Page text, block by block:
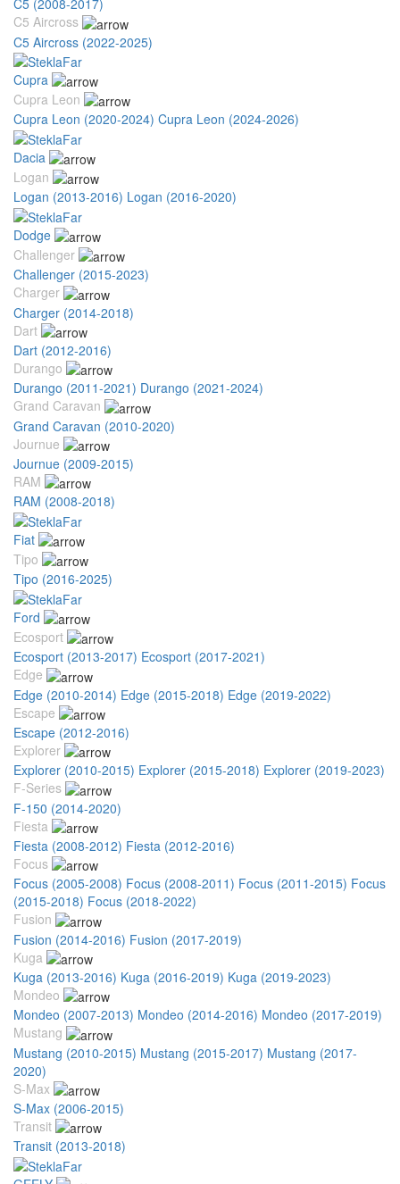
C5 (2008-2017)
C5 Aircross
C5 Aircross (2022-2025)
Cupra
Cupra Leon
Cupra Leon (2020-2024) Cupra Leon (2024-2026)
Dacia
Logan
Logan (2013-2016) Logan (2016-2020)
Dodge
Challenger
Challenger (2015-2023)
Charger
Charger (2014-2018)
Dart
Dart (2012-2016)
Durango
Durango (2011-2021) Durango (2021-2024)
Grand Caravan
Grand Caravan (2010-2020)
Journue
Journue (2009-2015)
RAM
RAM (2008-2018)
Fiat
Tipo
Tipo (2016-2025)
Ford
Ecosport
Ecosport (2013-2017) Ecosport (2017-2021)
Edge
Edge (2010-2014) Edge (2015-2018) Edge (2019-2022)
Escape
Escape (2012-2016)
Explorer
Explorer (2010-2015) Explorer (2015-2018) Explorer (2019-2023)
F-Series
F-150 (2014-2020)
Fiesta
Fiesta (2008-2012) Fiesta (2012-2016)
Focus
Focus (2005-2008) Focus (2008-2011) Focus (2011-2015) Focus
(2015-2018) Focus (2018-2022)
Fusion
Fusion (2014-2016) Fusion (2017-2019)
Kuga
Kuga (2013-2016) Kuga (2016-2019) Kuga (2019-2023)
Mondeo
Mondeo (2007-2013) Mondeo (2014-2016) Mondeo (2017-2019)
Mustang
Mustang (2010-2015) Mustang (2015-2017) Mustang (2017-
2020)
S-Max
S-Max (2006-2015)
Transit
Transit (2013-2018)